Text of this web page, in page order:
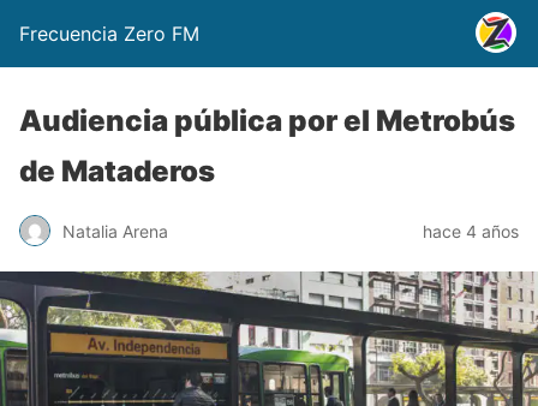
Frecuencia Zero FM
Audiencia pública por el Metrobús
de Mataderos
Natalia Arena hace 4 años